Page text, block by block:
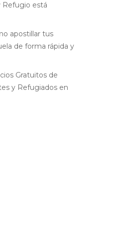
Refugio está
apostillar tus
de forma rápida y
Gratuitos de
y Refugiados en